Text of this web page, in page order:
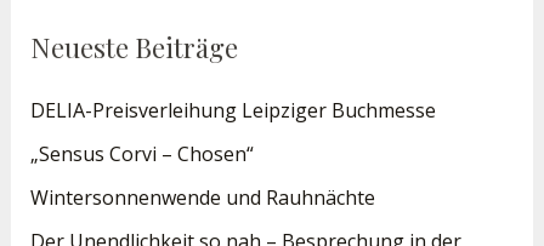
Neueste Beiträge
DELIA-Preisverleihung Leipziger Buchmesse
„Sensus Corvi – Chosen“
Wintersonnenwende und Rauhnächte